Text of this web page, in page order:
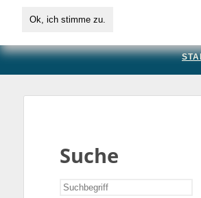
Suche
Ok, ich stimme zu.